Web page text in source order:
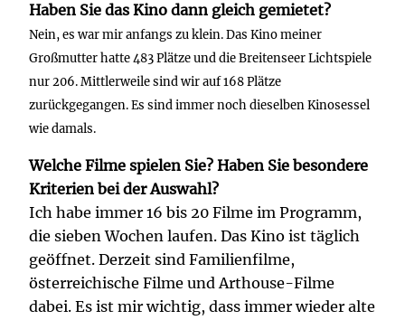
Haben Sie das Kino dann gleich gemietet?
Nein, es war mir anfangs zu klein. Das Kino meiner
Großmutter hatte 483 Plätze und die Breitenseer Lichtspiele
nur 206. Mittlerweile sind wir auf 168 Plätze
zurückgegangen. Es sind immer noch dieselben Kinosessel
wie damals.
Welche Filme spielen Sie? Haben Sie besondere
Kriterien bei der Auswahl?
Ich habe immer 16 bis 20 Filme im Programm,
die sieben Wochen laufen. Das Kino ist täglich
geöffnet. Derzeit sind Familienfilme,
österreichische Filme und Arthouse-Filme
dabei. Es ist mir wichtig, dass immer wieder alte